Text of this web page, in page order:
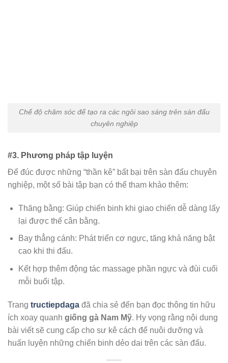
Chế độ chăm sóc để tạo ra các ngôi sao sáng trên sàn đấu
chuyên nghiệp
#3. Phương pháp tập luyện
Để đúc được những “thần kê” bất bại trên sàn đấu chuyên
nghiệp, một số bài tập bạn có thể tham khảo thêm:
Thăng bằng: Giúp chiến binh khi giao chiến dễ dàng lấy
lại được thế cân bằng.
Bay thẳng cánh: Phát triển cơ ngực, tăng khả năng bật
cao khi thi đấu.
Kết hợp thêm động tác massage phần ngực và đùi cuối
mỗi buổi tập.
Trang tructiepdaga đã chia sẻ đến bạn đọc thông tin hữu
ích xoay quanh giống gà Nam Mỹ. Hy vọng rằng nội dung
bài viết sẽ cung cấp cho sư kê cách để nuôi dưỡng và
huấn luyện những chiến binh dẻo dai trên các sàn đấu.